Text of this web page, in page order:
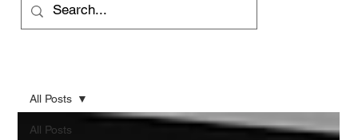
All Posts
All Posts